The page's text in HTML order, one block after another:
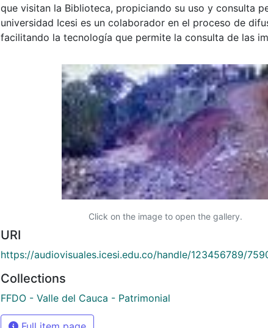
que visitan la Biblioteca, propiciando su uso y consulta
universidad Icesi es un colaborador en el proceso de
facilitando la tecnología que permite la consulta de las
Click on the image to open the gallery.
URI
https://audiovisuales.icesi.edu.co/handle/123456789/
Collections
FFDO - Valle del Cauca - Patrimonial